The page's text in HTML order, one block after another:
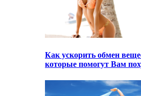
Как ускорить обмен
которые помогут Вам